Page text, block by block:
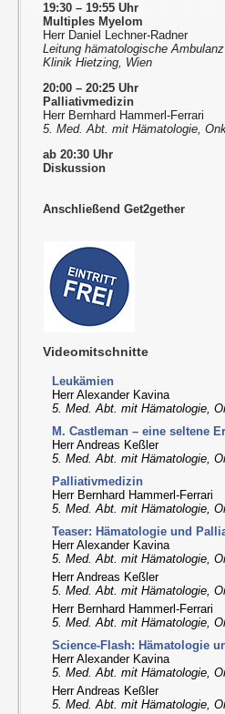
19:30 – 19:55 Uhr
Multiples Myelom
Herr Daniel Lechner-Radner
Leitung hämatologische
Klinik Hietzing, Wien
20:00 – 20:25 Uhr
Palliativmedizin
Herr Bernhard Hammerl-Ferrari
5. Med. Abt. mit Hämatologie,
ab 20:30 Uhr
Diskussion
Anschließend Get2gether
Videomitschnitte
Leukämien
Herr Alexander Kavina
5. Med. Abt. mit Hämatologie,
M. Castleman – eine seltene
Herr Andreas Keßler
5. Med. Abt. mit Hämatologie,
Palliativmedizin
Herr Bernhard Hammerl-Ferrari
5. Med. Abt. mit Hämatologie,
Teaser: Hämatologie und
Herr Alexander Kavina
5. Med. Abt. mit Hämatologie,
Herr Andreas Keßler
5. Med. Abt. mit Hämatologie,
Herr Bernhard Hammerl-Ferrari
5. Med. Abt. mit Hämatologie,
Science-Flash: Hämatologie
Herr Alexander Kavina
5. Med. Abt. mit Hämatologie,
Herr Andreas Keßler
5. Med. Abt. mit Hämatologie,